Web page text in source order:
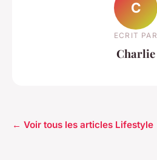
C
ECRIT PAR
Charlie
← Voir tous les articles Lifestyle